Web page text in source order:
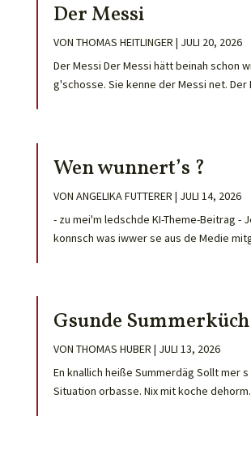
Der Messi
VON THOMAS HEITLINGER | JULI 20, 2026
Der Messi Der Messi hätt beinah schon
g'schosse. Sie kenne der Messi net. Der
Wen wunnert’s ?
VON ANGELIKA FUTTERER | JULI 14, 2026
- zu mei'm ledschde KI-Theme-Beitrag -
konnsch was iwwer se aus de Medie
Gsunde Summerküch
VON THOMAS HUBER | JULI 13, 2026
En knallich heiße Summerdäg Sollt mer
Situation orbasse. Nix mit koche dehorm.